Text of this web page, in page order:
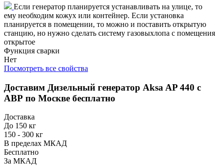
Если генератор планируется устанавливать на улице, то
ему необходим кожух или контейнер. Если установка
планируется в помещении, то можно и поставить открытую
станцию, но нужно сделать систему газовыхлопа с помещения
открытое
Функция сварки
Нет
Посмотреть все свойства
Доставим Дизельный генератор Aksa AP 440 с
АВР по Москве бесплатно
Доставка
До 150 кг
150 - 300 кг
В пределах МКАД
Бесплатно
За МКАД